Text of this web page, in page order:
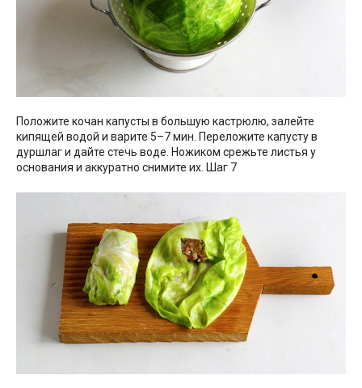
Положите кочан капусты в большую кастрюлю, залейте
кипящей водой и варите 5–7 мин. Переложите капусту в
дуршлаг и дайте стечь воде. Ножиком срежьте листья у
основания и аккуратно снимите их. Шаг 7